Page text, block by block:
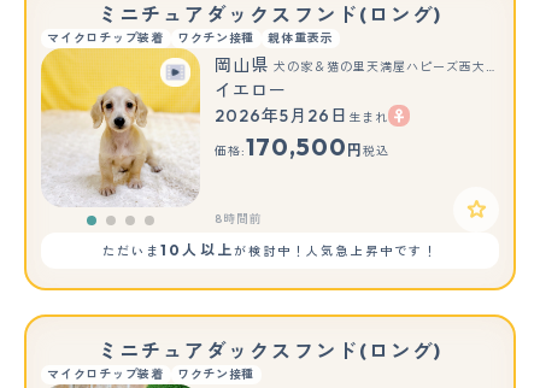
ミニチュアダックスフンド(ロング)
マイクロチップ装着 ワクチン接種 親体重表示
岡山県 犬の家＆猫の里天満屋ハピーズ西大寺モール店
イエロー
2026年5月26日 生まれ
価格:170,500 円 税込
8時間前
ただいま10人以上が検討中！人気急上昇中です！
ミニチュアダックスフンド(ロング)
マイクロチップ装着 ワクチン接種